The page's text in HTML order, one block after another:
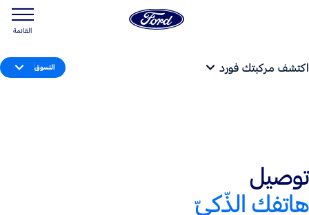
القائمة
اكتشف مركبتك فورد التسوق
توصيل
هاتفك الذّكيّ